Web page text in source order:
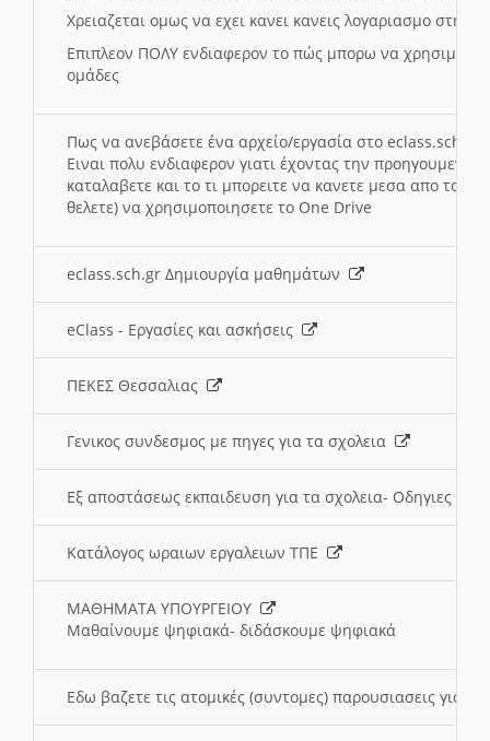
Χρειαζεται ομως να εχει κανει κανεις λογαριασμο στη
Επιπλεον ΠΟΛΥ ενδιαφερον το πώς μπορω να
ομάδες
Πως να ανεβάσετε ένα αρχείο/εργασία στο eclass.sch.gr
Ειναι πολυ ενδιαφερον γιατι έχοντας την
καταλαβετε και το τι μπορειτε να κανετε μεσα απο το
θελετε) να χρησιμοποιησετε το One Drive
eclass.sch.gr Δημιουργία μαθημάτων
eClass - Εργασίες και ασκήσεις
ΠΕΚΕΣ Θεσσαλιας
Γενικος συνδεσμος με πηγες για τα σχολεια
Εξ αποστάσεως εκπαιδευση για τα σχολεια- Οδηγιες
Κατάλογος ωραιων εργαλειων ΤΠΕ
ΜΑΘΗΜΑΤΑ ΥΠΟΥΡΓΕΙΟΥ
Μαθαίνουμε ψηφιακά- διδάσκουμε ψηφιακά
Εδω βαζετε τις ατομικές (συντομες) παρουσιασεις για